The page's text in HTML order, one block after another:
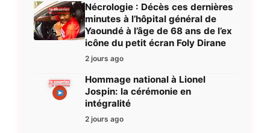
Nécrologie : Décès ces dernières
minutes à l’hôpital général de
Yaoundé à l’âge de 68 ans de l’ex
icône du petit écran Foly Dirane
2 jours ago
Hommage national à Lionel
Jospin: la cérémonie en
intégralité
2 jours ago